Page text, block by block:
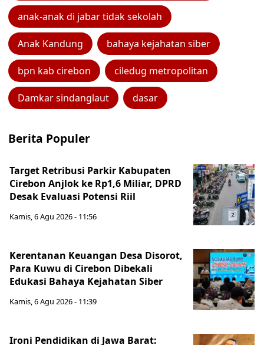
anak-anak di jabar tidak sekolah
Anak Kandung bahaya kejahatan siber
bpn kab cirebon ciledug metropolitan
Damkar sindanglaut dasar
Berita Populer
Target Retribusi Parkir Kabupaten
Cirebon Anjlok ke Rp1,6 Miliar, DPRD
Desak Evaluasi Potensi Riil
Kamis, 6 Agu 2026 - 11:56
Kerentanan Keuangan Desa Disorot,
Para Kuwu di Cirebon Dibekali
Edukasi Bahaya Kejahatan Siber
Kamis, 6 Agu 2026 - 11:39
Ironi Pendidikan di Jawa Barat: